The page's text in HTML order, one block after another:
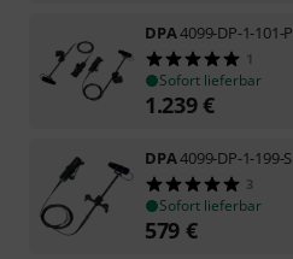
DPA4099-DP-1-101-P
1
Sofort lieferbar
1.239€
DPA4099-DP-1-199-S
3
Sofort lieferbar
579 €